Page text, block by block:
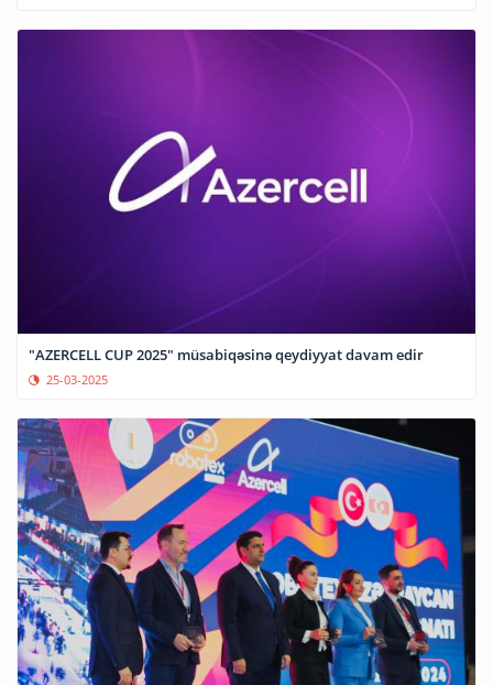
"AZERCELL CUP 2025" müsabiqəsinə qeydiyyat davam edir
25-03-2025